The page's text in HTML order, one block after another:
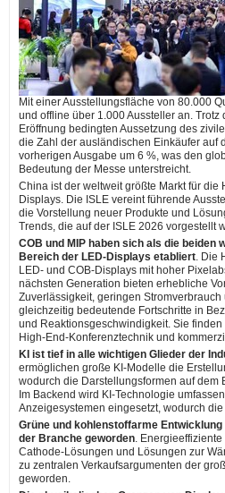
Mit einer Ausstellungsfläche von 80.000
und offline über 1.000 Aussteller an.
Eröffnung bedingten Aussetzung des
die Zahl der ausländischen Einkäufer auf
vorherigen Ausgabe um 6 %, was den
Bedeutung der Messe unterstreicht.
China ist der weltweit größte Markt für
Displays. Die ISLE vereint führende
die Vorstellung neuer Produkte und
Trends, die auf der ISLE 2026 vorgestellt
COB und MIP haben sich als die
Bereich der LED-Displays etabliert. Die
LED- und COB-Displays mit hoher
nächsten Generation bieten erhebliche
Zuverlässigkeit, geringen
gleichzeitig bedeutende Fortschritte in
und Reaktionsgeschwindigkeit. Sie
High-End-Konferenztechnik und
KI ist tief in alle wichtigen Glieder der
ermöglichen große KI-Modelle die
wodurch die Darstellungsformen auf
Im Backend wird KI-Technologie
Anzeigesystemen eingesetzt, wodurch
Grüne und kohlenstoffarme
der Branche geworden.
Cathode-Lösungen und Lösungen zur
zu zentralen Verkaufsargumenten der
geworden.